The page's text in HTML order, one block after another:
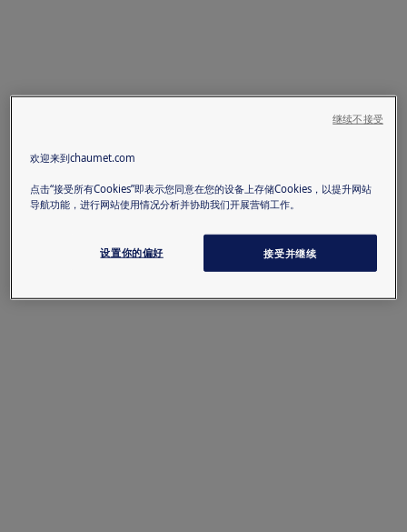
欢迎来到chaumet.com
点击“接受所有Cookies”即表示您同意在您的设备上存储Cookies，以提升网站
导航功能，进行网站使用情况分析并协助我们开展营销工作。
设置你的偏好 接受并继续
继续不接受